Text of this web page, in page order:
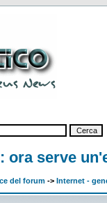
ora serve
del forum -> Internet -